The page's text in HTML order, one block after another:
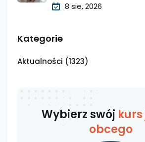
8 sie, 2026
Kategorie
Aktualności (1323)
Wybierz swój kurs
obcego